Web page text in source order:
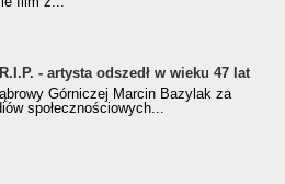
- artysta odszedł w wieku 47 lat
Górniczej Marcin Bazylak za
społecznościowych...